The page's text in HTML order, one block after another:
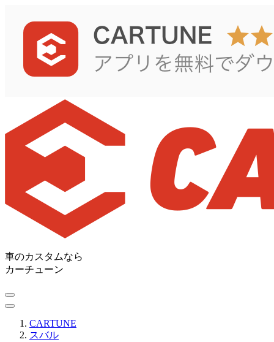
車のカスタムなら
カーチューン
CARTUNE
スバル